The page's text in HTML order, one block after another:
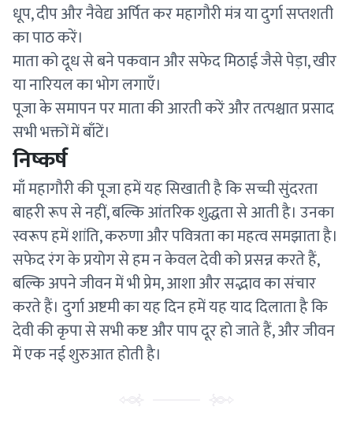
धूप, दीप और नैवेद्य अर्पित कर महागौरी मंत्र या दुर्गा सप्तशती
का पाठ करें।
माता को दूध से बने पकवान और सफेद मिठाई जैसे पेड़ा, खीर
या नारियल का भोग लगाएँ।
पूजा के समापन पर माता की आरती करें और तत्पश्चात प्रसाद
सभी भक्तों में बाँटें।
निष्कर्ष
माँ महागौरी की पूजा हमें यह सिखाती है कि सच्ची सुंदरता
बाहरी रूप से नहीं, बल्कि आंतरिक शुद्धता से आती है। उनका
स्वरूप हमें शांति, करुणा और पवित्रता का महत्व समझाता है।
सफेद रंग के प्रयोग से हम न केवल देवी को प्रसन्न करते हैं,
बल्कि अपने जीवन में भी प्रेम, आशा और सद्भाव का संचार
करते हैं। दुर्गा अष्टमी का यह दिन हमें यह याद दिलाता है कि
देवी की कृपा से सभी कष्ट और पाप दूर हो जाते हैं, और जीवन
में एक नई शुरुआत होती है।